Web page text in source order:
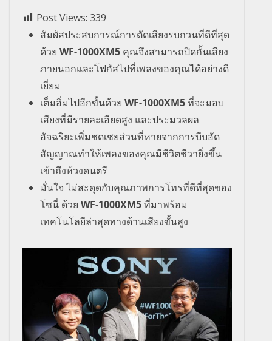
Post Views: 339
สัมผัสประสบการณ์การตัดเสียงรบกวนที่ดีที่สุด
ด้วย WF-1000XM5 คุณจึงสามารถปิดกั้นเสียง
ภายนอกและโฟกัสไปที่เพลงของคุณได้อย่างดี
เยี่ยม
เต็มอิ่มไปอีกขั้นด้วย WF-1000XM5ที่จะมอบ
เสียงที่มีรายละเอียดสูง และประมวลผล
อัจฉริยะเพิ่มชดเชยส่วนที่หายจากการบีบอัด
สัญญาณทำให้เพลงของคุณมีชีวิตชีวายิ่งขึ้น
เข้าถึงห้วงดนตรี
มั่นใจ ไม่สะดุดกับคุณภาพการโทรที่ดีที่สุดของ
โซนี่ ด้วย WF-1000XM5ที่มาพร้อม
เทคโนโลยีล่าสุดทางด้านเสียงขั้นสูง